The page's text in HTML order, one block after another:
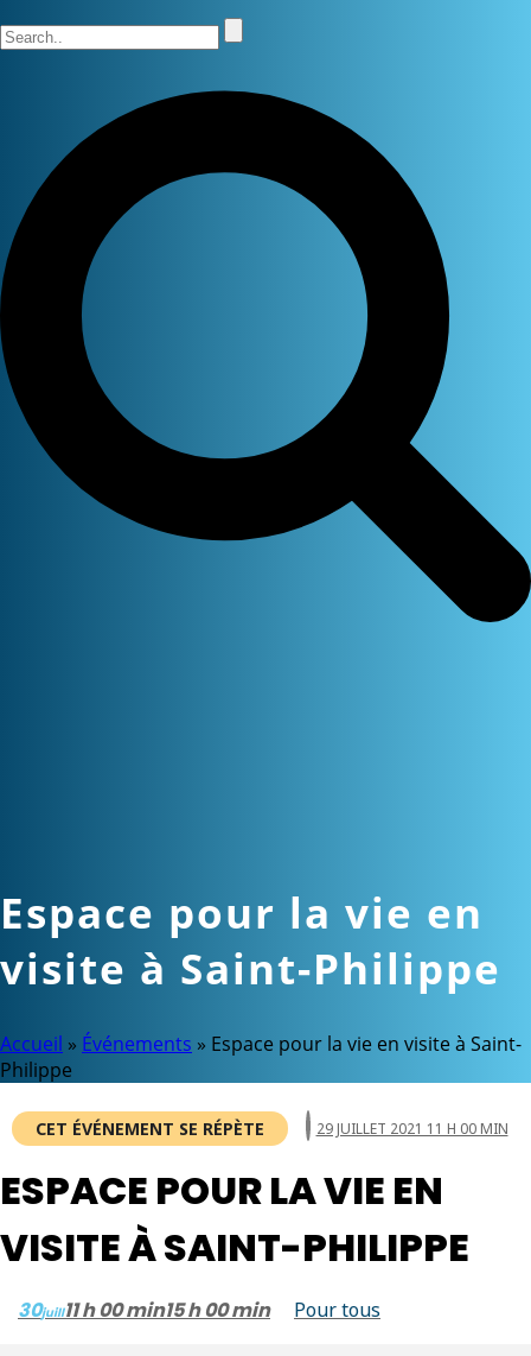
Espace pour la vie en
visite à Saint-Philippe
Accueil » Événements » Espace pour la vie en visite à Saint-
Philippe
CET ÉVÉNEMENT SE RÉPÈTE 29 JUILLET 2021 11 H 00 MIN
ESPACE POUR LA VIE EN
VISITE À SAINT-PHILIPPE
30juill11 h 00 min15 h 00 min Pour tous